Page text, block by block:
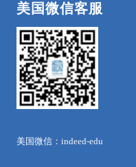
美国微信客服
美国微信：indeed-edu